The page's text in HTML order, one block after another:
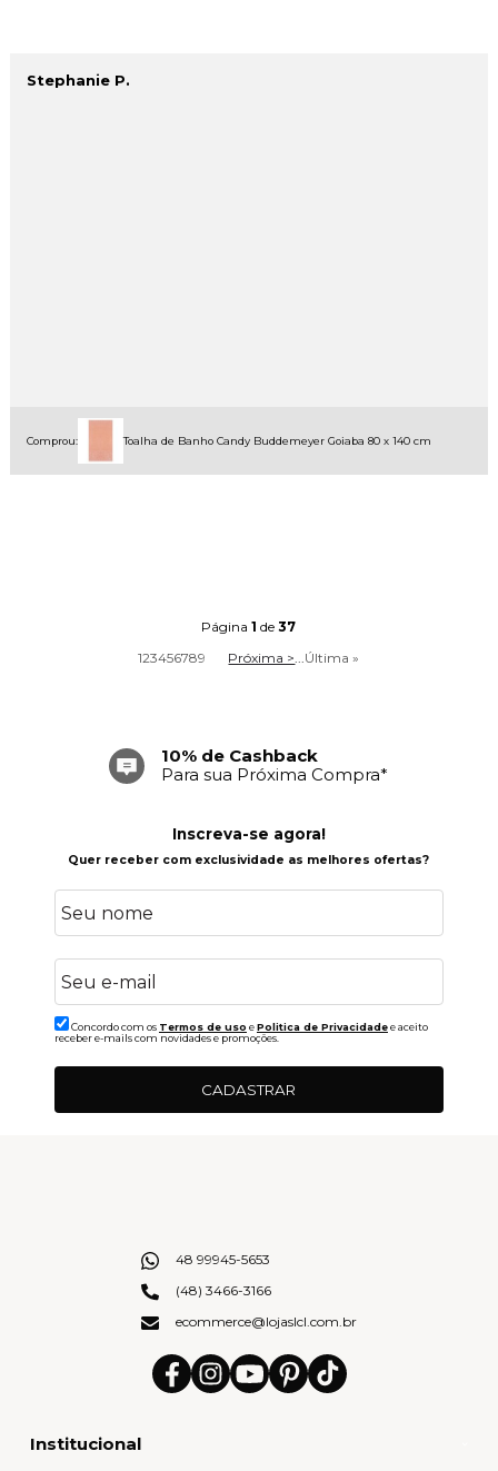
Stephanie P.
Comprou: Toalha de Banho Candy Buddemeyer Goiaba 80 x 140 cm
Página1 de37
123456789 Próxima >...Última »
Frete Grátis
Acima de R$ 699,00
Inscreva-se agora!
Quer receber com exclusividade as melhores ofertas?
Concordo com os Termos de uso ePolitica de Privacidadee aceito
receber e-mails com novidades e promoções.
CADASTRAR
Institucional
48 99945-5653
(48) 3466-3166
ecommerce@lojaslcl.com.br